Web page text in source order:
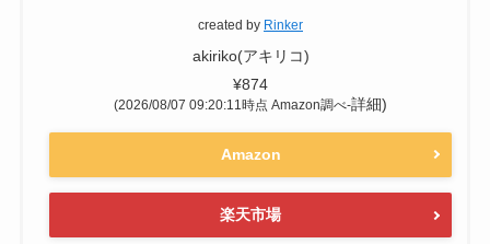
created by Rinker
akiriko(アキリコ)
¥874
(2026/08/07 09:20:11時点 Amazon調べ-詳細)
Amazon
楽天市場